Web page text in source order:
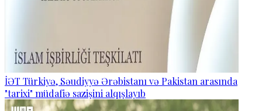
İƏT Türkiyə, Səudiyyə Ərəbistanı və Pakistan arasında
"tarixi" müdafiə sazişini alqışlayıb